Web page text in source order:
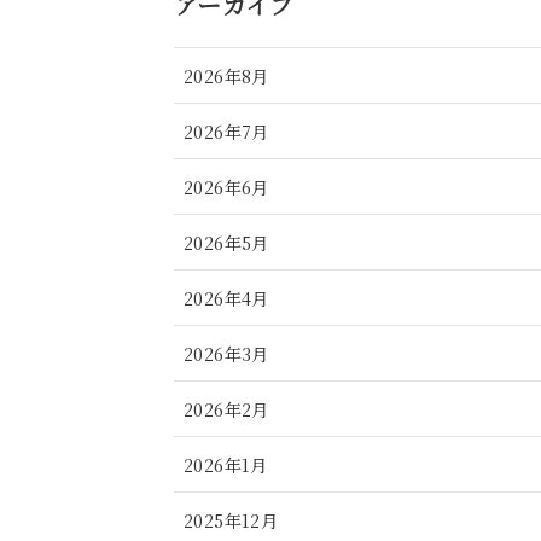
2026年8月
2026年7月
2026年6月
2026年5月
2026年4月
2026年3月
2026年2月
2026年1月
2025年12月